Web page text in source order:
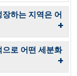
하는 지역은 어
+
로 어떤 세분화
+